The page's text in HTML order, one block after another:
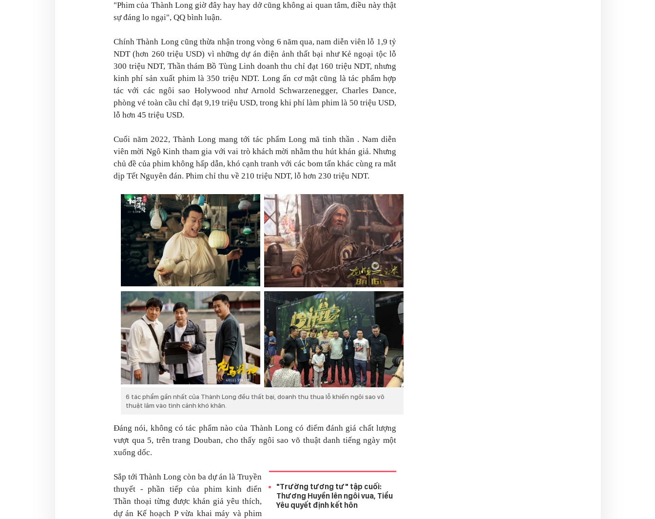
"Phim của Thành Long giờ đây hay hay dở cũng không ai quan tâm, điều này thật
sự đáng lo ngại", QQ bình luận.
Chính Thành Long cũng thừa nhận trong vòng 6 năm qua, nam diễn viên lỗ 1,9 tỷ
NDT (hơn 260 triệu USD) vì những dự án điện ảnh thất bại như Kẻ ngoại tộclỗ
300 triệu NDT, Thần thám Bồ Tùng Linh doanh thu chỉ đạt 160 triệu NDT, nhưng
kinh phí sản xuất phim là 350 triệu NDT. Long ấn cơ mậtcũng là tác phẩm hợp
tác với các ngôi sao Holywood như Arnold Schwarzenegger, Charles Dance,
phòng vé toàn cầu chỉ đạt 9,19 triệu USD, trong khi phí làm phim là 50 triệu USD,
lỗ hơn 45 triệu USD.
Cuối năm 2022, Thành Long mang tới tác phẩm Long mã tinh thần . Nam diễn
viên mời Ngô Kinh tham gia với vai trò khách mời nhằm thu hút khán giả. Nhưng
chủ đề của phim không hấp dẫn, khó cạnh tranh với các bom tấn khác cùng ra mắt
dịp Tết Nguyên đán. Phim chỉ thu về 210 triệu NDT, lỗ hơn 230 triệu NDT.
6 tác phẩm gần nhất của Thành Long đều thất bại, doanh thu thua lỗ khiến ngôi sao võ
thuật lâm vào tình cảnh khó khăn.
Đáng nói, không có tác phẩm nào của Thành Long có điểm đánh giá chất lượng
vượt qua 5, trên trang Douban, cho thấy ngôi sao võ thuật danh tiếng ngày một
xuống dốc.
"Trường tương tư" tập cuối:
Thương Huyền lên ngôi vua, Tiểu
Yêu quyết định kết hôn
Sắp tới Thành Long còn ba dự án là Truyền
thuyết - phần tiếp của phim kinh điển
Thần thoại từng được khán giả yêu thích,
dự án Kế hoạch Pvừa khai máy và phim